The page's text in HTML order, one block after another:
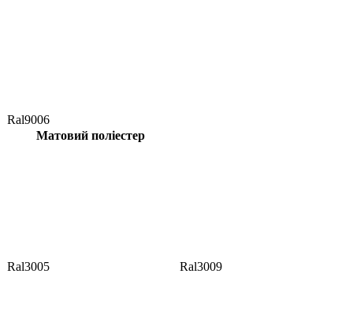
Ral9006
Матовий поліестер
Ral3005 Ral3009